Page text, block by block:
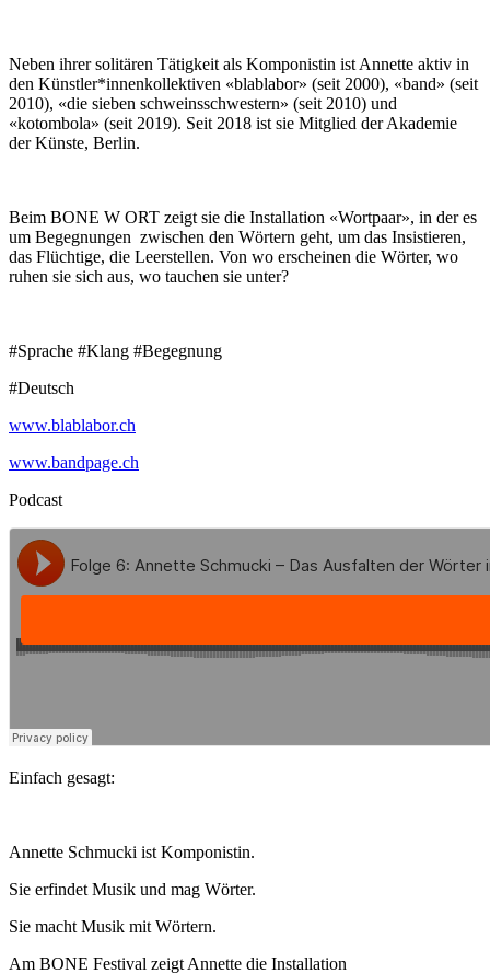
Neben ihrer solitären Tätigkeit als Komponistin ist Annette aktiv in
den Künstler*innenkollektiven «blablabor» (seit 2000), «band» (seit
2010), «die sieben schweinsschwestern» (seit 2010) und
«kotombola» (seit 2019). Seit 2018 ist sie Mitglied der Akademie
der Künste, Berlin.
Beim BONE W ORT zeigt sie die Installation «Wortpaar», in der es
um Begegnungen zwischen den Wörtern geht, um das Insistieren,
das Flüchtige, die Leerstellen. Von wo erscheinen die Wörter, wo
ruhen sie sich aus, wo tauchen sie unter?
#Sprache #Klang #Begegnung
#Deutsch
www.blablabor.ch
www.bandpage.ch
Podcast
Einfach gesagt:
Annette Schmucki ist Komponistin.
Sie erfindet Musik und mag Wörter.
Sie macht Musik mit Wörtern.
Am BONE Festival zeigt Annette die Installation